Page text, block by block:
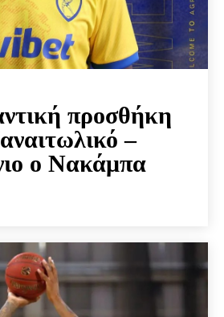
προσθήκη
–
ο Νακάμπα